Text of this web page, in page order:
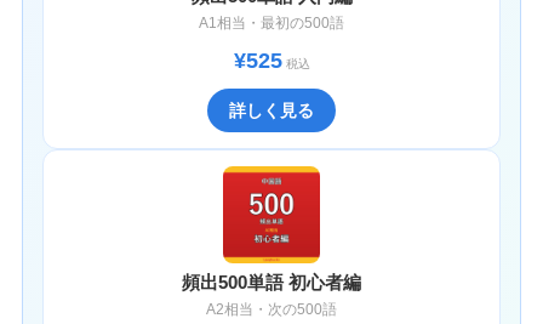
A1相当・最初の500語
¥525税込
詳しく見る
頻出500単語 初心者編
A2相当・次の500語